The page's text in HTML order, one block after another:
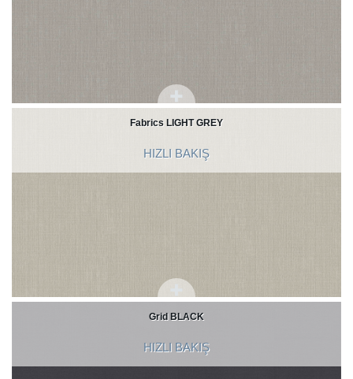
Fabrics LIGHT GREY
HIZLI BAKIŞ
Grid BLACK
HIZLI BAKIŞ